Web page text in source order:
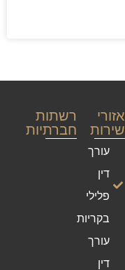
אזורי
שירות
עורך
דין
פלילי
בקריות
עורך
דין
רשתות
חברתיות